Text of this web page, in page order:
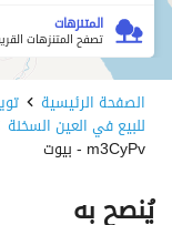
المتنزهات
تصفح المتنزهات
الصفحة الرئيسية
للبيع في العين السخنة
m3CyPv - بيوت
يُنصح به